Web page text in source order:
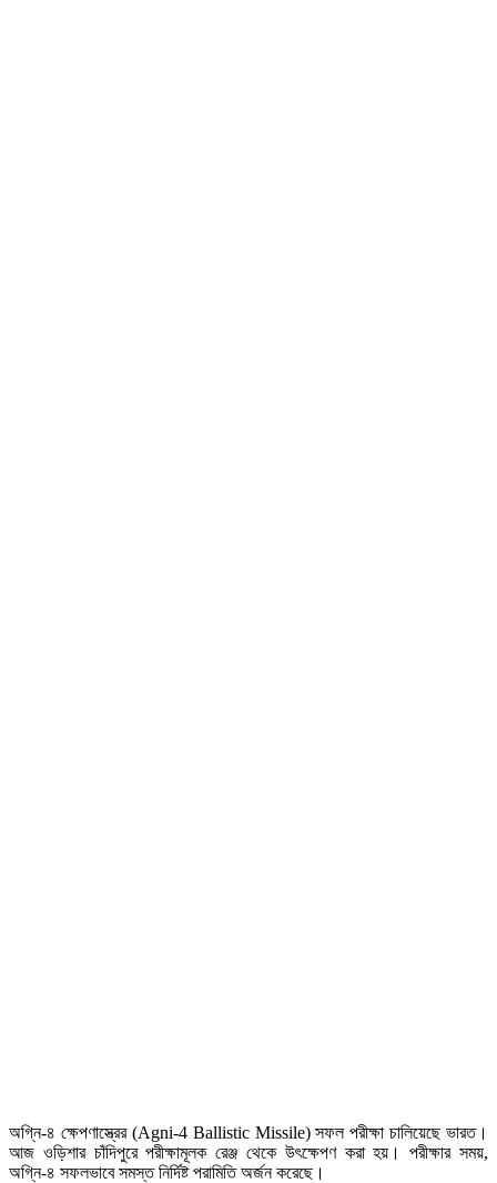
অগ্নি-৪ ক্ষেপণাস্ত্রের (Agni-4 Ballistic Missile) সফল পরীক্ষা চালিয়েছে ভারত।
আজ ওড়িশার চাঁদিপুরে পরীক্ষামূলক রেঞ্জ থেকে উৎক্ষেপণ করা হয়। পরীক্ষার সময়,
অগ্নি-৪ সফলভাবে সমস্ত নির্দিষ্ট পরামিতি অর্জন করেছে।